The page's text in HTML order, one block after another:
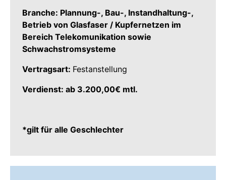
Branche: Plannung-, Bau-, Instandhaltung-,
Betrieb von Glasfaser / Kupfernetzen im
Bereich Telekomunikation sowie
Schwachstromsysteme
Vertragsart: Festanstellung
Verdienst: ab 3.200,00€ mtl.
*gilt für alle Geschlechter